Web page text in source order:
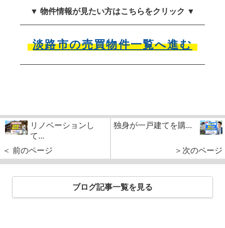
▼ 物件情報が見たい方はこちらをクリック ▼
淡路市の売買物件一覧へ進む
リノベーションし
て...
＜ 前のページ
独身が一戸建てを購...
＞次のページ
ブログ記事一覧を見る